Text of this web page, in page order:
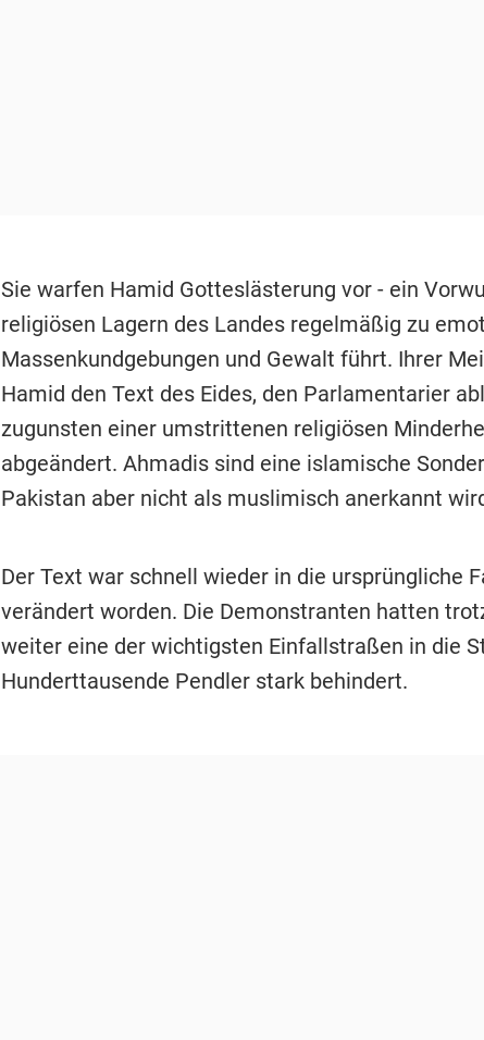
Sie warfen Hamid Gotteslästerung vor - ein
religiösen Lagern des Landes regelmäßig zu
Massenkundgebungen und Gewalt führt. Ihrer
Hamid den Text des Eides, den Parlamentarier
zugunsten einer umstrittenen religiösen
abgeändert. Ahmadis sind eine islamische
Pakistan aber nicht als muslimisch anerkannt
Der Text war schnell wieder in die ursprüngliche
verändert worden. Die Demonstranten hatten
weiter eine der wichtigsten Einfallstraßen in die
Hunderttausende Pendler stark behindert.